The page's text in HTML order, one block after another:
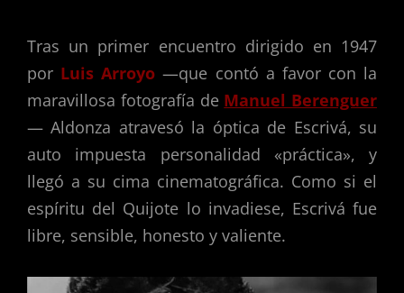
Tras un primer encuentro dirigido en 1947
por Luis Arroyo —que contó a favor con la
maravillosa fotografía de Manuel Berenguer
— Aldonza atravesó la óptica de Escrivá, su
auto impuesta personalidad «práctica», y
llegó a su cima cinematográfica. Como si el
espíritu del Quijote lo invadiese, Escrivá fue
libre, sensible, honesto y valiente.